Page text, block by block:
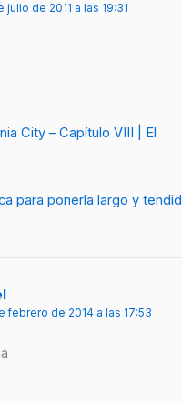
julio de 2011 a las 19:31
City – Capítulo VIII | El
para ponerla largo y
febrero de 2014 a las 17:53